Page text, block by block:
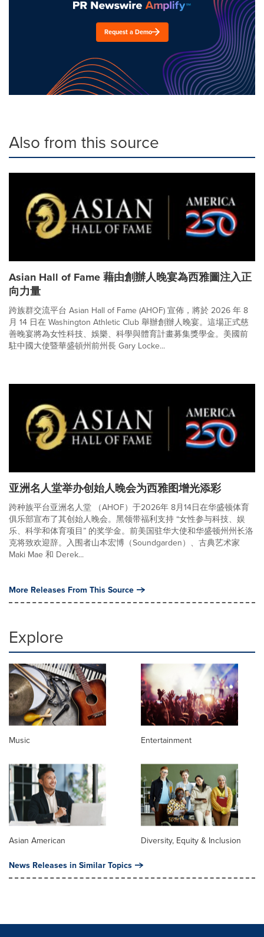
Request a Demo
Also from this source
Asian Hall of Fame 藉由創辦人晚宴為西雅圖注入正
向力量
跨族群交流平台 Asian Hall of Fame (AHOF) 宣佈，將於 2026 年 8
月 14 日在 Washington Athletic Club 舉辦創辦人晚宴。這場正式慈
善晚宴將為女性科技、娛樂、科學與體育計畫募集獎學金。美國前
駐中國大使暨華盛頓州前州長 Gary Locke...
亚洲名人堂举办创始人晚会为西雅图增光添彩
跨种族平台亚洲名人堂 （AHOF）于2026年 8月14日在华盛顿体育
俱乐部宣布了其创始人晚会。黑领带福利支持 “女性参与科技、娱
乐、科学和体育项目” 的奖学金。前美国驻华大使和华盛顿州州长洛
克将致欢迎辞。入围者山本宏博（Soundgarden）、古典艺术家
Maki Mae 和 Derek...
More Releases From This Source
Explore
Music Entertainment
Asian American Diversity, Equity & Inclusion
News Releases in Similar Topics